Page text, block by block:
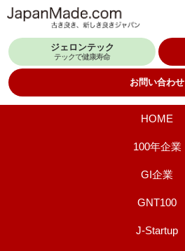
テ
ジェロンテック
テックで健康寿命
お問い合わせ
HOME
100年企業
GI企業
GNT100
J-Startup